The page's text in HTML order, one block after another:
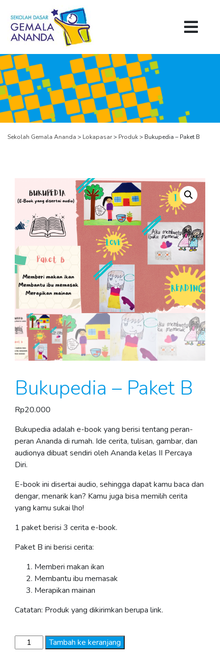
Sekolah Gemala Ananda > Lokapasar> Produk> Bukupedia – Paket B
Bukupedia – Paket B
Rp20.000
Bukupedia adalah e-book yang berisi tentang peran-
peran Ananda di rumah. Ide cerita, tulisan, gambar, dan
audionya dibuat sendiri oleh Ananda kelas II Percaya
Diri.
E-book ini disertai audio, sehingga dapat kamu baca dan
dengar, menarik kan? Kamu juga bisa memilih cerita
yang kamu sukai lho!
1 paket berisi 3 cerita e-book.
Paket B ini berisi cerita:
Memberi makan ikan
Membantu ibu memasak
Merapikan mainan
Catatan: Produk yang dikirimkan berupa link.
Kuantitas
Bukupedia
Tambah ke keranjang